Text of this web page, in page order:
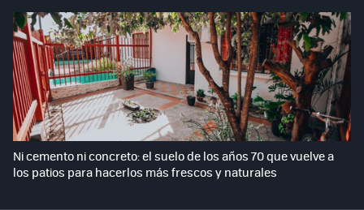
Ni cemento ni concreto: el suelo de los años 70 que vuelve a
los patios para hacerlos más frescos y naturales